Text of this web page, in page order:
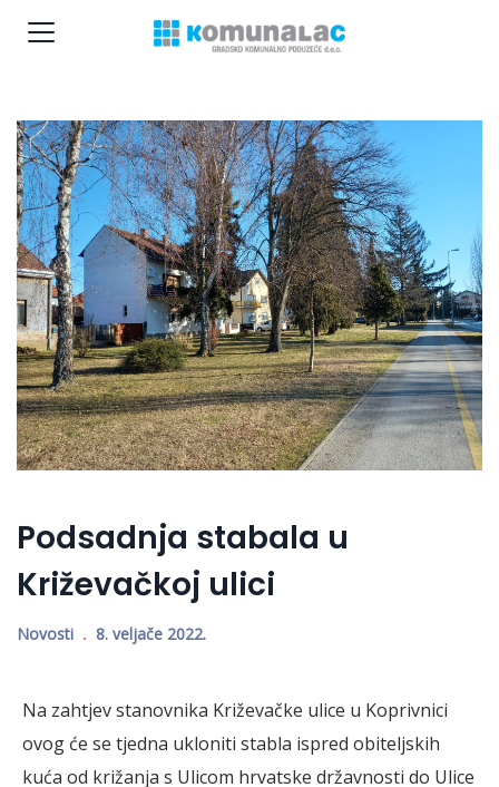
Podsadnja stabala u
Križevačkoj ulici
Novosti 8. veljače 2022.
Na zahtjev stanovnika Križevačke ulice u Koprivnici
ovog će se tjedna ukloniti stabla ispred obiteljskih
kuća od križanja s Ulicom hrvatske državnosti do Ulice